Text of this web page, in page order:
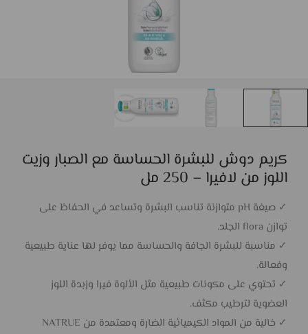
كريم دوش للبشرة الحساسة مع الصبار وزيت
اللوز من لافيرا – 250 مل
✓ صيغة pH متوازنة تناسب البشرة وتساعد في الحفاظ على
توازن flora الجلد.
✓ مناسبة للبشرة الجافة والحساسة مما يوفر لها عناية طبيعية
وفعالة.
✓ تحتوي على مكونات طبيعية مثل الألوة فيرا وزبدة اللوز
العضوية لترطيب مكثف.
✓ خالية من المواد الكيميائية الضارة ومعتمدة من NATRUE